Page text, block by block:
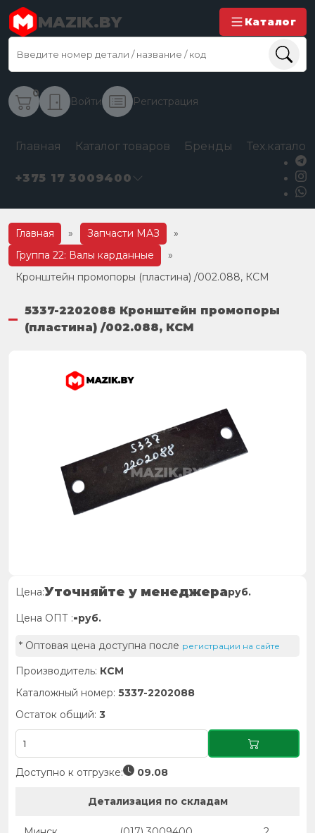
MAZIK.BY Каталог
0
Войти Регистрация
Главная Каталог товаров Бренды
+375 17 3009400
Главная » Запчасти МАЗ
»
Группа 22: Валы карданные
»
Кронштейн промопоры (пластина) /002.088, КСМ
5337-2202088 Кронштейн промопоры
(пластина) /002.088, КСМ
Цена:Уточняйте у менеджераруб.
Цена ОПТ :-руб.
* Оптовая цена доступна после регистрации на сайте
Производитель: КСМ
Каталожный номер: 5337-2202088
Остаток общий: 3
Доступно к отгрузке: 09.08
Детализация по складам